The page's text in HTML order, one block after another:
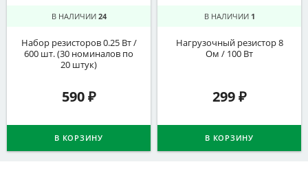
В НАЛИЧИИ 24
Набор резисторов 0.25 Вт /
600 шт. (30 номиналов по
20 штук)
590₽
В КОРЗИНУ
В НАЛИЧИИ 1
Нагрузочный резистор 8
Ом / 100 Вт
299₽
В КОРЗИНУ